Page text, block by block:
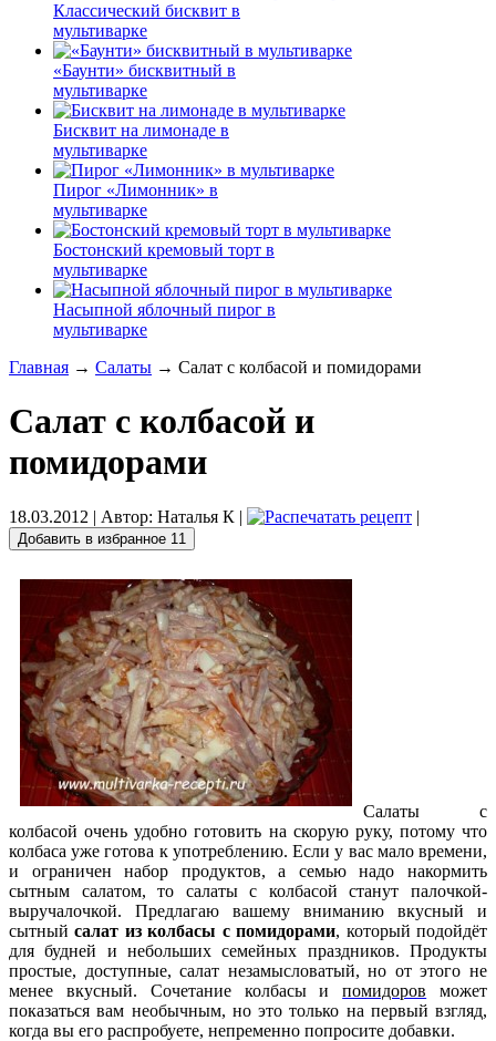
Классический бисквит в
мультиварке
«Баунти» бисквитный в
мультиварке
Бисквит на лимонаде в
мультиварке
Пирог «Лимонник» в
мультиварке
Бостонский кремовый торт в
мультиварке
Насыпной яблочный пирог в
мультиварке
Главная → Салаты → Салат с колбасой и помидорами
Салат с колбасой и
помидорами
18.03.2012 | Автор: Наталья К | |
Добавить в избранное 11
Салаты с
колбасой очень удобно готовить на скорую руку, потому что
колбаса уже готова к употреблению. Если у вас мало времени,
и ограничен набор продуктов, а семью надо накормить
сытным салатом, то салаты с колбасой станут палочкой-
выручалочкой. Предлагаю вашему вниманию вкусный и
сытныйсалат из колбасы с помидорами, который подойдёт
для будней и небольших семейных праздников. Продукты
простые, доступные, салат незамысловатый, но от этого не
менее вкусный. Сочетание колбасы ипомидоров может
показаться вам необычным, но это только на первый взгляд,
когда вы его распробуете, непременно попросите добавки.